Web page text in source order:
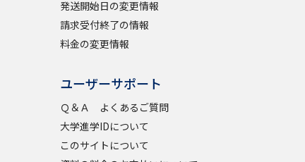
発送開始日の変更情報
請求受付終了の情報
料金の変更情報
ユーザーサポート
Ｑ＆Ａ よくあるご質問
大学進学IDについて
このサイトについて